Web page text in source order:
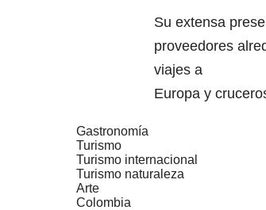
Su extensa
proveedores
viajes a
Europa y
Gastronomía
Turismo
Turismo internacional
Turismo naturaleza
Arte
Colombia